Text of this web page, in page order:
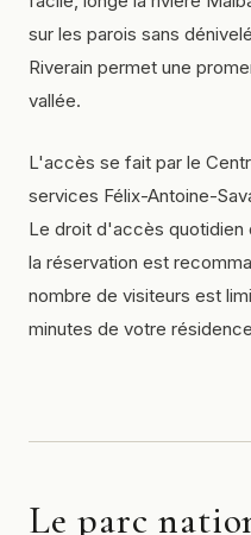
sur les parois sans
Riverain permet une
vallée.
L'accès se fait par le
services Félix-Antoine-
Le droit d'accès quotidien
la réservation est
nombre de visiteurs est
minutes de votre
Le parc